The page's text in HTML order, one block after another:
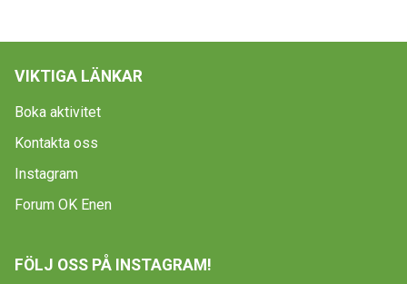
VIKTIGA LÄNKAR
Boka aktivitet
Kontakta oss
Instagram
Forum OK Enen
FÖLJ OSS PÅ INSTAGRAM!